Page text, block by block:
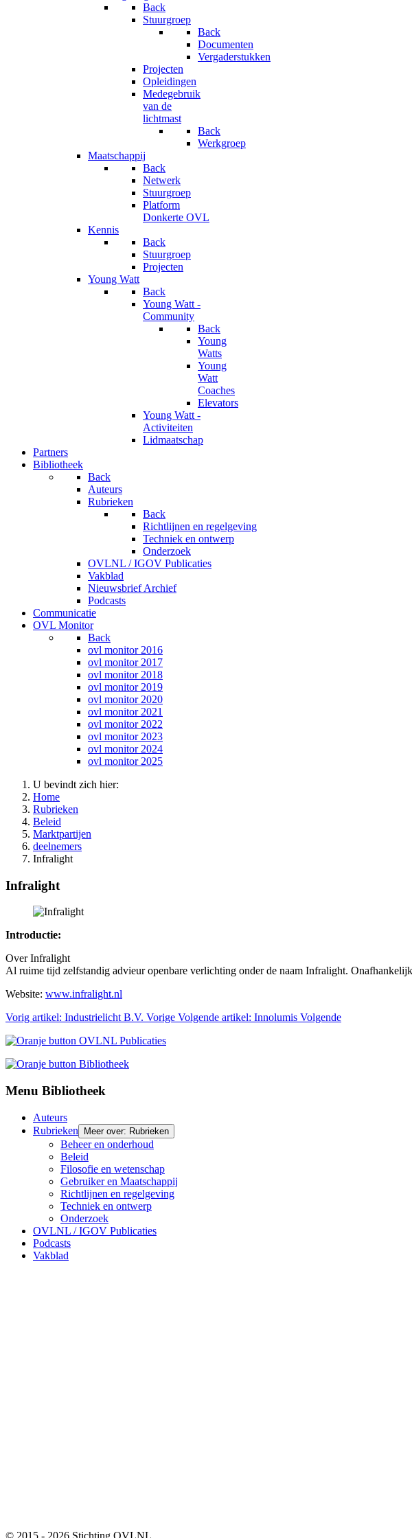
Back
Stuurgroep
Back
Documenten
Vergaderstukken
Projecten
Opleidingen
Medegebruik
van de
lichtmast
Back
Werkgroep
Maatschappij
Back
Netwerk
Stuurgroep
Platform
Donkerte OVL
Kennis
Back
Stuurgroep
Projecten
Young Watt
Back
Young Watt -
Community
Back
Young
Watts
Young
Watt
Coaches
Elevators
Young Watt -
Activiteiten
Lidmaatschap
Partners
Bibliotheek
Back
Auteurs
Rubrieken
Back
Richtlijnen en regelgeving
Techniek en ontwerp
Onderzoek
OVLNL / IGOV Publicaties
Vakblad
Nieuwsbrief Archief
Podcasts
Communicatie
OVL Monitor
Back
ovl monitor 2016
ovl monitor 2017
ovl monitor 2018
ovl monitor 2019
ovl monitor 2020
ovl monitor 2021
ovl monitor 2022
ovl monitor 2023
ovl monitor 2024
ovl monitor 2025
U bevindt zich hier:
Home
Rubrieken
Beleid
Marktpartijen
deelnemers
Infralight
Infralight
Introductie:
Over Infralight
Al ruime tijd zelfstandig advieur openbare verlichting onder de naam Infralight.
Website: www.infralight.nl
Vorig artikel: Industrielicht B.V. Vorige Volgende artikel: Innolumis Volgende
Menu Bibliotheek
Auteurs
Rubrieken
Meer over: Rubrieken
Beheer en onderhoud
Beleid
Filosofie en wetenschap
Gebruiker en Maatschappij
Richtlijnen en regelgeving
Techniek en ontwerp
Onderzoek
OVLNL / IGOV Publicaties
Podcasts
Vakblad
© 2015 - 2026 Stichting OVLNL